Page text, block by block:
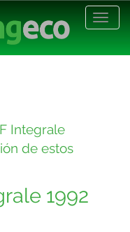
Integrale
de estos
1992